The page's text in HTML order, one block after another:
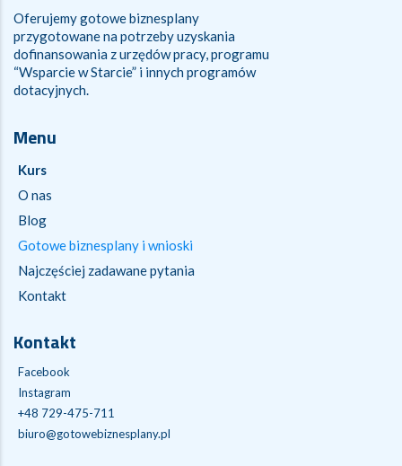
Oferujemy gotowe biznesplany
przygotowane na potrzeby uzyskania
dofinansowania z urzędów pracy, programu
“Wsparcie w Starcie” i innych programów
dotacyjnych.
Menu
Kurs
O nas
Blog
Gotowe biznesplany i wnioski
Najczęściej zadawane pytania
Kontakt
Kontakt
Facebook
Instagram
+48 729-475-711
biuro@gotowebiznesplany.pl